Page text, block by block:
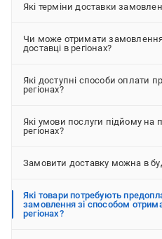
Які терміни доставки
Чи може отримати
доставці в регіонах?
Які доступні способи оплати
регіонах?
Які умови послуги підйому на
регіонах?
Замовити доставку можна в
Які товари потребують
замовлення зі способом
регіонах?